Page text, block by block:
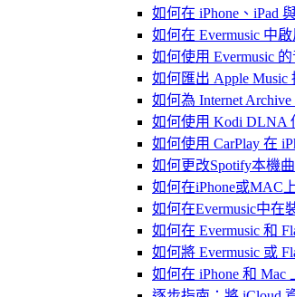
如何在 iPhone、iPad
如何在 Evermusic 中
如何使用 Evermusic
如何匯出 Apple Music
如何為 Internet
如何使用 Kodi DLNA
如何使用 CarPlay 在
如何更改Spotify本機
如何在iPhone或MAC
如何在Evermusic中在
如何在 Evermusic 和
如何將 Evermusic 或
如何在 iPhone 和 Mac